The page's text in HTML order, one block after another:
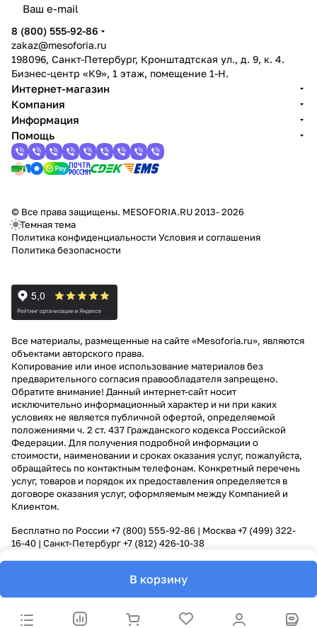
В корзину
8 (800) 555-92-86
zakaz@mesoforia.ru
198096, Санкт-Петербург, Кронштадтская ул., д. 9, к. 4.
Бизнес-центр «К9», 1 этаж, помещение 1-Н.
Интернет-магазин
Компания
Информация
Помощь
© Все права защищены. MESOFORIA.RU 2013- 2026
Темная тема
Политика конфиденциальности Условия и соглашения
Политика безопасности
Все материалы, размещенные на сайте «Mesoforia.ru», являются
объектами авторского права.
Копирование или иное использование материалов без
предварительного согласия правообладателя запрещено.
Обратите внимание! Данный интернет-сайт носит
исключительно информационный характер и ни при каких
условиях не является публичной офертой, определяемой
положениями ч. 2 ст. 437 Гражданского кодекса Российской
Федерации. Для получения подробной информации о
стоимости, наименовании и сроках оказания услуг, пожалуйста,
обращайтесь по контактным телефонам. Конкретный перечень
услуг, товаров и порядок их предоставления определяется в
договоре оказания услуг, оформляемым между Компанией и
Клиентом.
Бесплатно по России +7 (800) 555-92-86 | Москва+7 (499) 322-
16-40 | Санкт-Петербург+7 (812) 426-10-38